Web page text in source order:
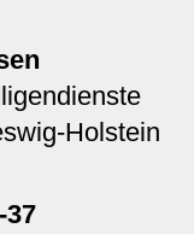
Holstein
37